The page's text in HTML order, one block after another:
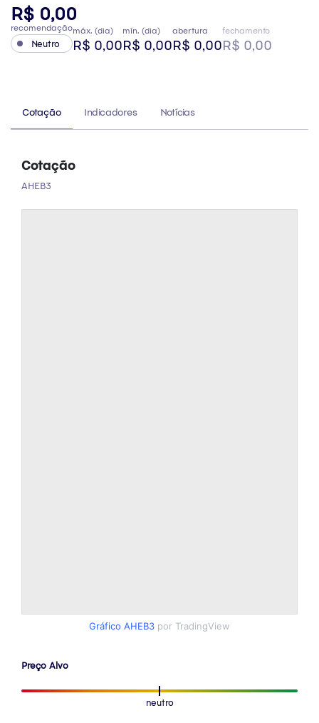
R$ 0,00
recomendação
Neutro
máx. (dia)
R$ 0,00
mín. (dia)
R$ 0,00
abertura
R$ 0,00
fechamento
R$ 0,00
Cotação Indicadores Notícias
Cotação
AHEB3
Gráfico AHEB3 por TradingView
Preço Alvo
neutro